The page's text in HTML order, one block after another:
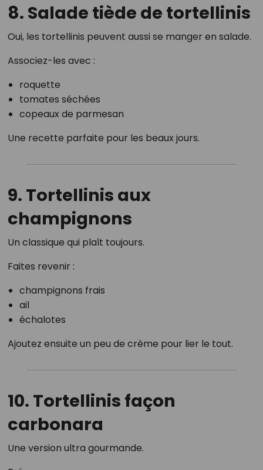
8. Salade tiède de tortellinis
Oui, les tortellinis peuvent aussi se manger en salade.
Associez-les avec :
roquette
tomates séchées
copeaux de parmesan
Une recette parfaite pour les beaux jours.
9. Tortellinis aux
champignons
Un classique qui plaît toujours.
Faites revenir :
champignons frais
ail
échalotes
Ajoutez ensuite un peu de crème pour lier le tout.
10. Tortellinis façon
carbonara
Une version ultra gourmande.